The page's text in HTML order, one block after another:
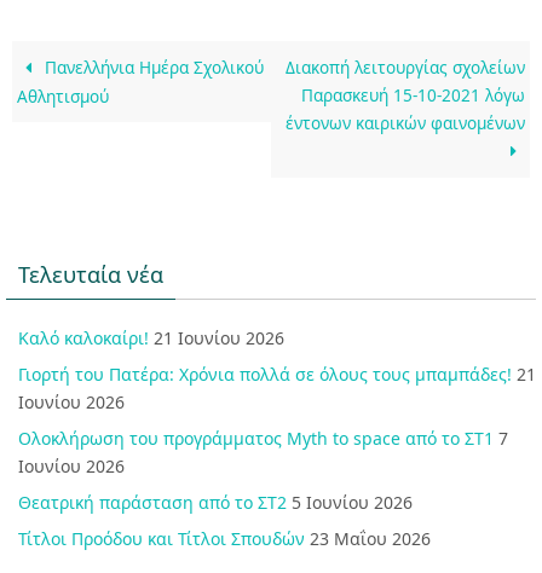
Πανελλήνια Ημέρα Σχολικού
Αθλητισμού
Διακοπή λειτουργίας σχολείων
Παρασκευή 15-10-2021 λόγω
έντονων καιρικών φαινομένων
Τελευταία νέα
Καλό καλοκαίρι! 21 Ιουνίου 2026
Γιορτή του Πατέρα: Χρόνια πολλά σε όλους τους μπαμπάδες! 21
Ιουνίου 2026
Ολοκλήρωση του προγράμματος Myth to space από το ΣΤ1 7
Ιουνίου 2026
Θεατρική παράσταση από το ΣΤ2 5 Ιουνίου 2026
Τίτλοι Προόδου και Τίτλοι Σπουδών 23 Μαΐου 2026